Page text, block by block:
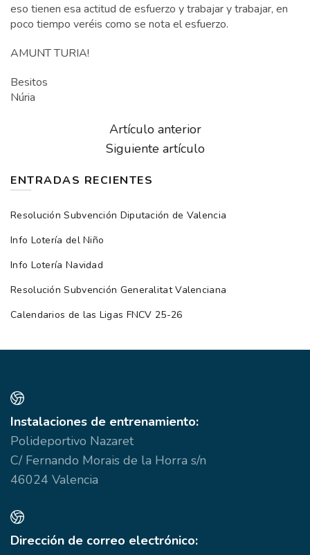
eso tienen esa actitud de esfuerzo y trabajar y trabajar, en
poco tiempo veréis como se nota el esfuerzo.
AMUNT TURIA!
Besitos
Núria
Artículo anterior
Siguiente artículo
ENTRADAS RECIENTES
Resolución Subvención Diputación de Valencia
Info Lotería del Niño
Info Lotería Navidad
Resolución Subvención Generalitat Valenciana
Calendarios de las Ligas FNCV 25-26
Instalaciones de entrenamiento:
Polideportivo Nazaret
C/ Fernando Morais de la Horra s/n
46024 Valencia
Dirección de correo electrónico: